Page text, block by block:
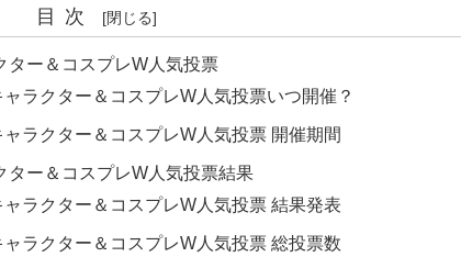
目次
ター＆コスプレW人気投票
ャラクター＆コスプレW人気投票いつ開催？
ャラクター＆コスプレW人気投票 開催期間
ター＆コスプレW人気投票結果
ャラクター＆コスプレW人気投票 結果発表
ャラクター＆コスプレW人気投票 総投票数